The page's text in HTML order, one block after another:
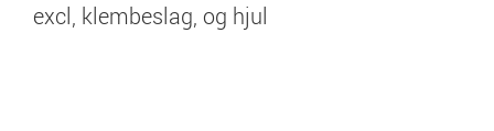
excl, klembeslag, og hjul